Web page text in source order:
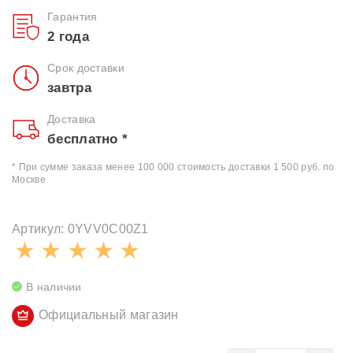
Гарантия
2 года
Срок доставки
завтра
Доставка
бесплатно *
* При сумме заказа менее 100 000 стоимость доставки 1 500 руб. по
Москве
Артикул: 0YVV0C00Z1
В наличии
Официальный магазин